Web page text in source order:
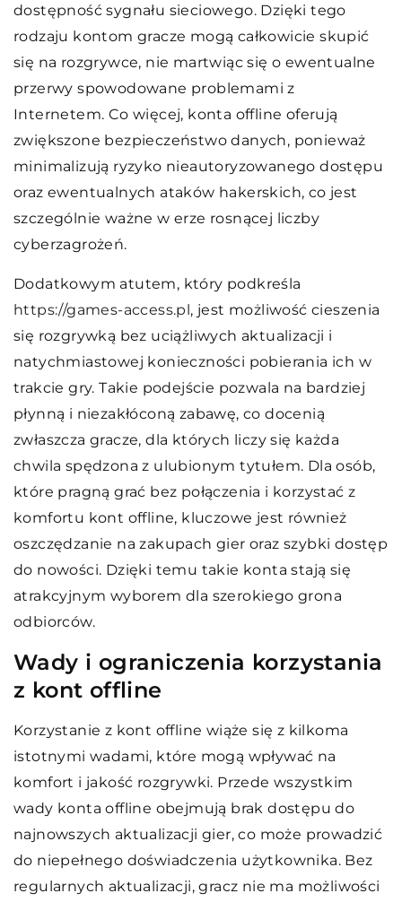
dostępność sygnału sieciowego. Dzięki tego
rodzaju kontom gracze mogą całkowicie skupić
się na rozgrywce, nie martwiąc się o ewentualne
przerwy spowodowane problemami z
Internetem. Co więcej, konta offline oferują
zwiększone bezpieczeństwo danych, ponieważ
minimalizują ryzyko nieautoryzowanego dostępu
oraz ewentualnych ataków hakerskich, co jest
szczególnie ważne w erze rosnącej liczby
cyberzagrożeń.
Dodatkowym atutem, który podkreśla
https://games-access.pl, jest możliwość cieszenia
się rozgrywką bez uciążliwych aktualizacji i
natychmiastowej konieczności pobierania ich w
trakcie gry. Takie podejście pozwala na bardziej
płynną i niezakłóconą zabawę, co docenią
zwłaszcza gracze, dla których liczy się każda
chwila spędzona z ulubionym tytułem. Dla osób,
które pragną grać bez połączenia i korzystać z
komfortu kont offline, kluczowe jest również
oszczędzanie na zakupach gier oraz szybki dostęp
do nowości. Dzięki temu takie konta stają się
atrakcyjnym wyborem dla szerokiego grona
odbiorców.
Wady i ograniczenia korzystania
z kont offline
Korzystanie z kont offline wiąże się z kilkoma
istotnymi wadami, które mogą wpływać na
komfort i jakość rozgrywki. Przede wszystkim
wady konta offline obejmują brak dostępu do
najnowszych aktualizacji gier, co może prowadzić
do niepełnego doświadczenia użytkownika. Bez
regularnych aktualizacji, gracz nie ma możliwości